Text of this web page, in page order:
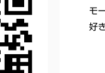
モ
好